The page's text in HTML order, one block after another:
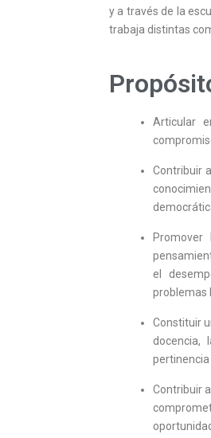
y a través de la
trabaja distintas
Articular
Contribuir
el
problemas
Constituir
docencia,
pertinencia
Contribuir